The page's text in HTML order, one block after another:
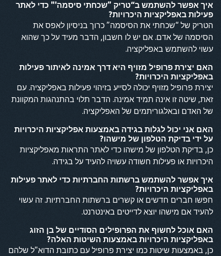
איך אפשר להשתמש ב“טריק ”שכחתי סיסמה'" כדי לאתר
פעילות באפליקציות היכרויות?
הטריק של “שכחתי את הסיסמה” כרוך בניסיון לאפס את
הסיסמה של אדם. אם יש לו חשבון, הדבר מעיד על כך שהוא
עשוי להשתמש באפליקציה.
האם יצירת פרופיל מזויף היא דרך אמינה לאיתור פעילות
באפליקציות היכרויות?
יצירת פרופיל מזויף יכולה לסייע בזיהוי פעילות באפליקציה. עם
זאת, שיטה זו אינה תמיד אמינה. הדבר תלוי בהתנהגות המקוונת
של האדם ובאלגוריתמים של האפליקציה.
האם אני יכול לגלות בגידה באמצעות אפליקציות היכרויות
על ידי בדיקת הטלפון של מישהו?
כן, בדיקת הטלפון של מישהו כדי לאתר התראות מאפליקציות
היכרויות או פעילות חשודה עשויה להעיד על בגידה.
איך אפשר להשתמש ברשתות החברתיות כדי לאתר פעילות
באפליקציות היכרויות?
חפשו חברים חדשים או קשרים ברשתות החברתיות. זה עשוי
להעיד אם מישהו יוצא לדייטים באינטרנט.
האם אוכל לחשוף את הפרופילים הסודיים של בן הזוג
באפליקציות היכרויות באמצעות השיטות האלה?
כן, באמצעות שיטות כמו יצירת פרופיל עם כתובת הדוא"ל שלהם